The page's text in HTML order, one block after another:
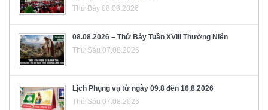
Thứ Bảy 08.08.2026
08.08.2026 – Thứ Bảy Tuần XVIII Thường Niên
Thứ Sáu 07.08.2026
Lịch Phụng vụ từ ngày 09.8 đến 16.8.2026
Thứ Sáu 07.08.2026